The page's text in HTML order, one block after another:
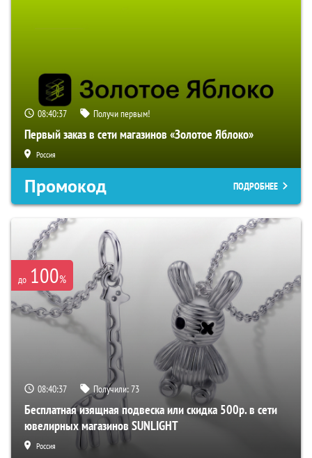
08:40:36 Получи первым!
Первый заказ в сети магазинов «Золотое Яблоко»
Россия
Промокод ПОДРОБНЕЕ
до 100%
08:40:36 Получили:73
Бесплатная изящная подвеска или скидка 500р. в сети
ювелирных магазинов SUNLIGHT
Россия